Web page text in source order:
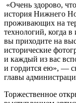
«Очень здорово,
история Нижнего
проживающих на
технологий, когда
вы приходите на
исторические
и каждый из вас
и гордится ею», —
главы
Торжественное